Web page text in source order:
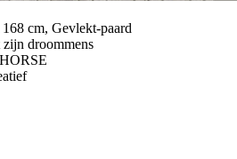
cm, Gevlekt-paard
droommens